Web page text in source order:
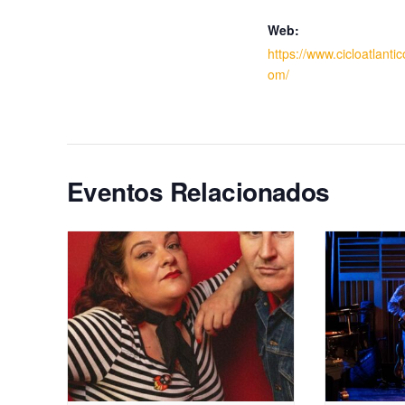
Web:
https://
om/
Eventos Relacionados